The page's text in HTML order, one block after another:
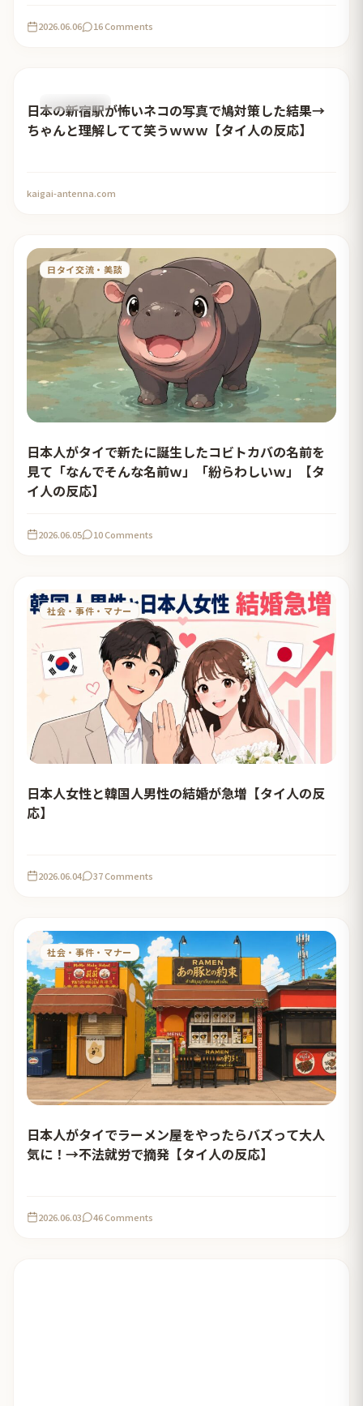
2026.06.06 16 Comments
おすすめ記事
日本の新宿駅が怖いネコの写真で鳩対策した結果→
ちゃんと理解してて笑うｗｗｗ【タイ人の反応】
kaigai-antenna.com
日タイ交流・美談
日本人がタイで新たに誕生したコビトカバの名前を
見て「なんでそんな名前ｗ」「紛らわしいｗ」【タ
イ人の反応】
2026.06.05 10 Comments
社会・事件・マナー
日本人女性と韓国人男性の結婚が急増【タイ人の反
応】
2026.06.04 37 Comments
社会・事件・マナー
日本人がタイでラーメン屋をやったらバズって大人
気に！→不法就労で摘発【タイ人の反応】
2026.06.03 46 Comments